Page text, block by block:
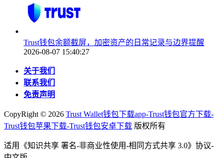
Trust钱包余额截屏，加密资产的日常记录与边界提醒
2026-08-07 15:40:27
关于我们
联系我们
免责声明
CopyRight © 2026 Trust Wallet钱包下载app-Trust钱包官方下载-
Trust钱包苹果下载-Trust钱包安卓下载 版权所有
适用《知识共享 署名-非商业性使用-相同方式共享 3.0》协议-